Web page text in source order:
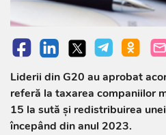
Liderii din G20 au aprobat
referă la taxarea companiilor
15 la sută şi redistribuirea
începând din anul 2023.